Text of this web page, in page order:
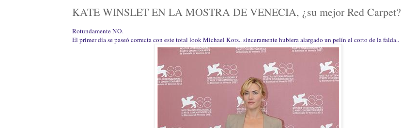
KATE WINSLET EN LA MOSTRA DE VENECIA, ¿su mejor Red Carpet?
Rotundamente NO.
El primer día se paseó correcta con este total look Michael Kors.. sinceramente hubiera alargado un pelín el corto de la falda..